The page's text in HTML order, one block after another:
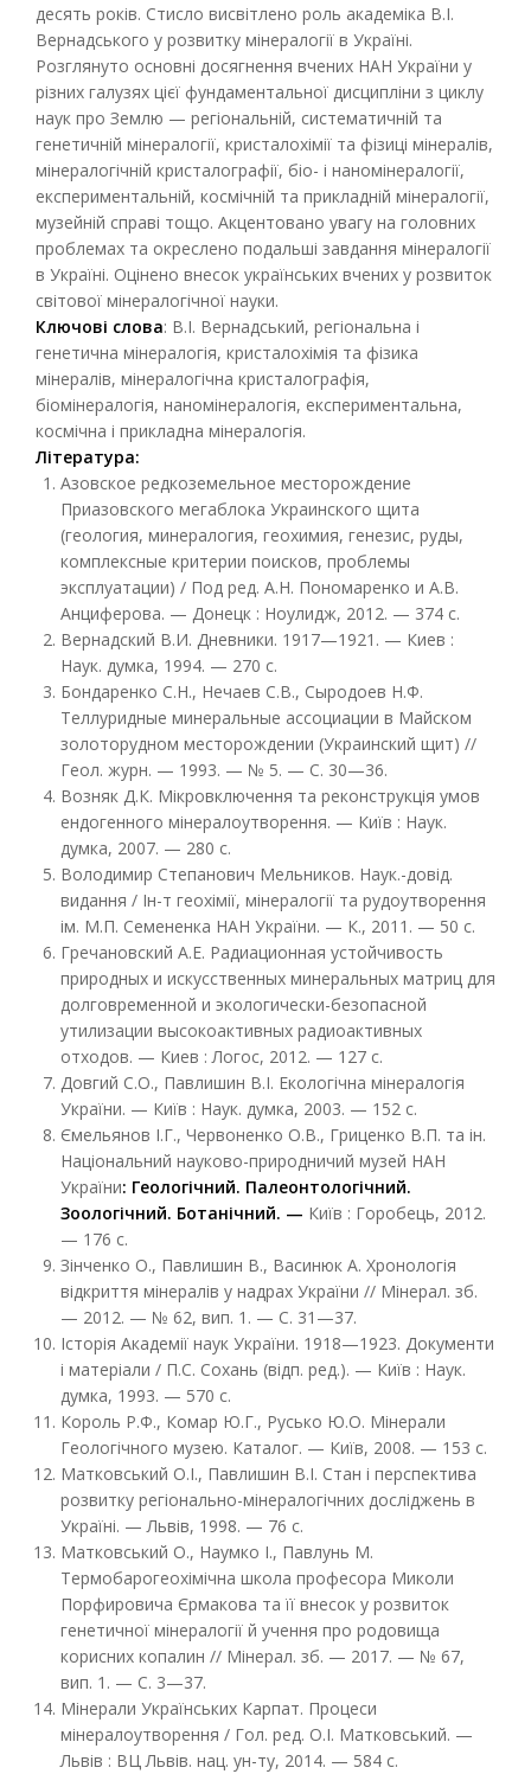
десять років. Стисло висвітлено роль академіка В.І.
Вернадського у розвитку мінералогії в Україні.
Розглянуто основні досягнення вчених НАН України у
різних галузях цієї фундаментальної дисципліни з циклу
наук про Землю — регіональній, систематичній та
генетичній мінералогії, кристалохімії та фізиці мінералів,
мінералогічній кристалографії, біо- і наномінералогії,
експериментальній, космічній та прикладній мінералогії,
музейній справі тощо. Акцентовано увагу на головних
проблемах та окреслено подальші завдання мінералогії
в Україні. Оцінено внесок українських вчених у розвиток
світової мінералогічної науки.
Ключові слова: В.І. Вернадський, регіональна і
генетична мінералогія, кристалохімія та фізика
мінералів, мінералогічна кристалографія,
біомінералогія, наномінералогія, експериментальна,
космічна і прикладна мінералогія.
Література:
Азовское редкоземельное месторождение
Приазовского мегаблока Украинского щита
(геология, минералогия, геохимия, генезис, руды,
комплексные критерии поисков, проблемы
эксплуатации) / Под ред. А.Н. Пономаренко и А.В.
Анциферова. — Донецк : Ноулидж, 2012. — 374 с.
Вернадский В.И. Дневники. 1917—1921. — Киев :
Наук. думка, 1994. — 270 с.
Бондаренко С.Н., Нечаев С.В., Сыродоев Н.Ф.
Теллуридные минеральные ассоциации в Майском
золоторудном месторождении (Украинский щит) //
Геол. журн. — 1993. — № 5. — С. 30—36.
Возняк Д.К. Мікровключення та реконструкція умов
ендогенного мінералоутворення. — Київ : Наук.
думка, 2007. — 280 с.
Володимир Степанович Мельников. Наук.-довід.
видання / Ін-т геохімії, мінералогії та рудоутворення
ім. М.П. Семененка НАН України. — К., 2011. — 50 с.
Гречановский А.Е. Радиационная устойчивость
природных и искусственных минеральных матриц для
долговременной и экологически-безопасной
утилизации высокоактивных радиоактивных
отходов. — Киев : Логос, 2012. — 127 с.
Довгий С.О., Павлишин В.І. Екологічна мінералогія
України. — Київ : Наук. думка, 2003. — 152 с.
Ємельянов І.Г., Червоненко О.В., Гриценко В.П. та ін.
Національний науково-природничий музей НАН
України: Геологічний. Палеонтологічний.
Зоологічний. Ботанічний. — Київ : Горобець, 2012.
— 176 с.
Зінченко О., Павлишин В., Васинюк А. Хронологія
відкриття мінералів у надрах України // Мінерал. зб.
— 2012. — № 62, вип. 1. — С. 31—37.
Історія Академії наук України. 1918—1923. Документи
і матеріали / П.С. Сохань (відп. ред.). — Київ : Наук.
думка, 1993. — 570 с.
Король Р.Ф., Комар Ю.Г., Русько Ю.О. Мінерали
Геологічного музею. Каталог. — Київ, 2008. — 153 с.
Матковський О.І., Павлишин В.І. Стан і перспектива
розвитку регіонально-мінералогічних досліджень в
Україні. — Львів, 1998. — 76 с.
Матковський О., Наумко І., Павлунь М.
Термобарогеохімічна школа професора Миколи
Порфировича Єрмакова та її внесок у розвиток
генетичної мінералогії й учення про родовища
корисних копалин // Мінерал. зб. — 2017. — № 67,
вип. 1. — С. 3—37.
Мінерали Українських Карпат. Процеси
мінералоутворення / Гол. ред. О.І. Матковський. —
Львів : ВЦ Львів. нац. ун-ту, 2014. — 584 с.